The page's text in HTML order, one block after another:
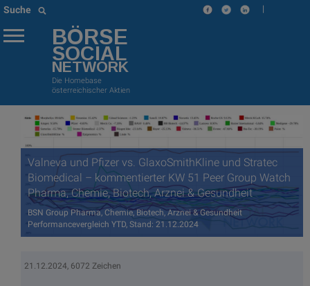
Suche |
BÖRSE
SOCIAL
NETWORK
Die Homebase
österreichischer Aktien
Valneva und Pfizer vs. GlaxoSmithKline und Stratec
Biomedical – kommentierter KW 51 Peer Group Watch
Pharma, Chemie, Biotech, Arznei & Gesundheit
BSN Group Pharma, Chemie, Biotech, Arznei & Gesundheit
Performancevergleich YTD, Stand: 21.12.2024
21.12.2024, 6072 Zeichen